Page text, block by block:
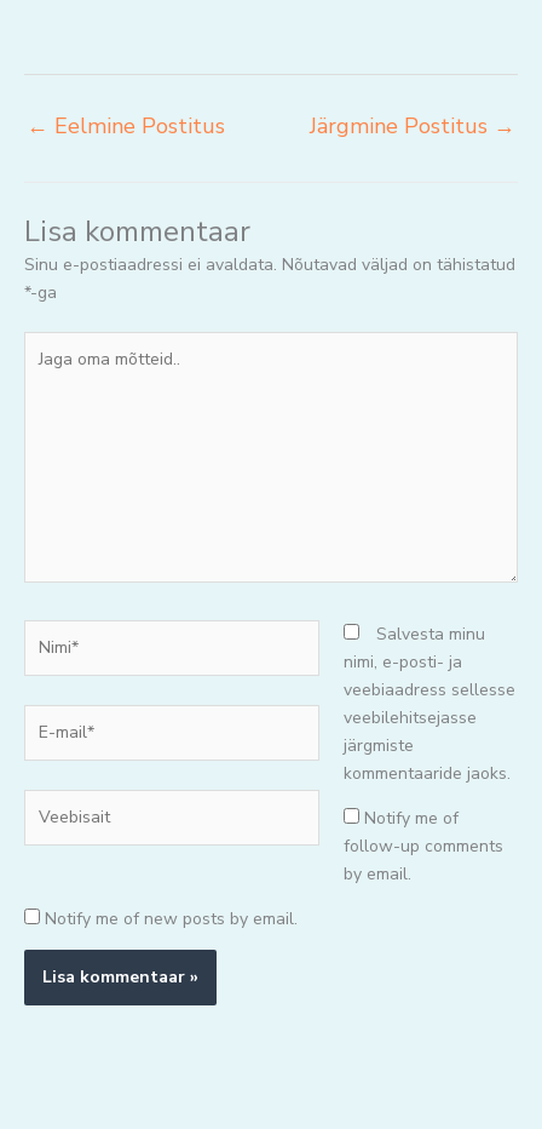
← Eelmine Postitus Järgmine Postitus →
Lisa kommentaar
Sinu e-postiaadressi ei avaldata. Nõutavad väljad on tähistatud
*-ga
oma
mail*
Salvesta minu
nimi, e-posti- ja
veebiaadress sellesse
veebilehitsejasse
järgmiste
kommentaaride jaoks.
Notify me of
follow-up comments
by email.
Notify me of new posts by email.